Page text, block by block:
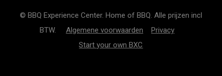
© BBQ Experience Center. Home of BBQ. Alle prijzen incl
BTW. Algemene voorwaarden
Privacy
Start your own BXC